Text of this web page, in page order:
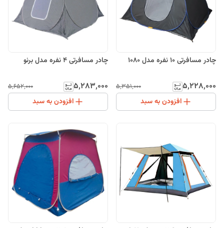
چادر مسافرتی 10 نفره مدل 1080
۵٬۲۲۸٬۰۰۰ ۵٬۳۵۱٬۰۰۰
افزودن به سبد
چادر مسافرتی 4 نفره مدل برنو
۵٬۲۸۳٬۰۰۰ ۵٬۶۵۲٬۰۰۰
افزودن به سبد